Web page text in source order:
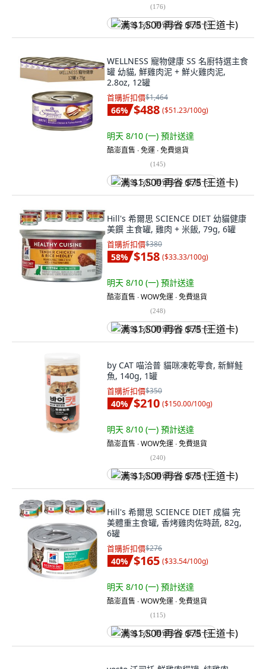
(176)
满 $1,500 再省 $75 (王道卡)
WELLNESS 寵物健康 SS 名廚特選主食
罐 幼貓, 鮮雞肉泥 + 鮮火雞肉泥,
2.8oz, 12罐
首購折扣價$1,464
66% $488 ($51.23/100g)
明天 8/10 (一) 預計送達
酷澎直售 ∙ 免運 ∙ 免費退貨
(145)
满 $1,500 再省 $75 (王道卡)
Hill's 希爾思 SCIENCE DIET 幼貓健康
美饌 主食罐, 雞肉 + 米飯, 79g, 6罐
首購折扣價$380
58% $158 ($33.33/100g)
明天 8/10 (一) 預計送達
酷澎直售 ∙ WOW免運 ∙ 免費退貨
(248)
满 $1,500 再省 $75 (王道卡)
by CAT 喵洽普 貓咪凍乾零食, 新鮮鮭
魚, 140g, 1罐
首購折扣價$350
40% $210 ($150.00/100g)
明天 8/10 (一) 預計送達
酷澎直售 ∙ WOW免運 ∙ 免費退貨
(240)
满 $1,500 再省 $75 (王道卡)
Hill's 希爾思 SCIENCE DIET 成貓 完
美體重主食罐, 香烤雞肉佐時蔬, 82g,
6罐
首購折扣價$276
40% $165 ($33.54/100g)
明天 8/10 (一) 預計送達
酷澎直售 ∙ WOW免運 ∙ 免費退貨
(115)
满 $1,500 再省 $75 (王道卡)